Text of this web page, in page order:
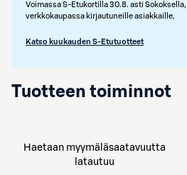
Voimassa S-Etukortilla 30.8. asti
verkkokaupassa kirjautuneille asiakkaille.
Katso kuukauden S-Etutuotteet
Tuotteen toiminnot
Haetaan myymäläsaatavuutta
latautuu